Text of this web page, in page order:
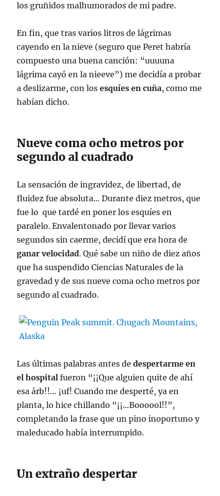
los gruñidos malhumorados de mi padre.
En fin, que tras varios litros de lágrimas
cayendo en la nieve (seguro que Peret habría
compuesto una buena canción: “uuuuna
lágrima cayó en la nieeve”) me decidía a probar
a deslizarme, con losesquíes en cuña, como me
habían dicho.
Nueve coma ocho metros por
segundo al cuadrado
La sensación de ingravidez, de libertad, de
fluidez fue absoluta… Durante diez metros, que
fue lo que tardé en poner los esquíes en
paralelo. Envalentonado por llevar varios
segundos sin caerme, decidí que era hora de
ganar velocidad. Qué sabe un niño de diez años
que ha suspendido Ciencias Naturales de la
gravedad y de sus nueve coma ocho metros por
segundo al cuadrado.
Las últimas palabras antes dedespertarme en
el hospital fueron “¡¡Que alguien quite de ahí
esa árb!!… ¡uf! Cuando me desperté, ya en
planta, lo hice chillando “¡¡…Boooool!!”,
completando la frase que un pino inoportuno y
maleducado había interrumpido.
Un extraño despertar